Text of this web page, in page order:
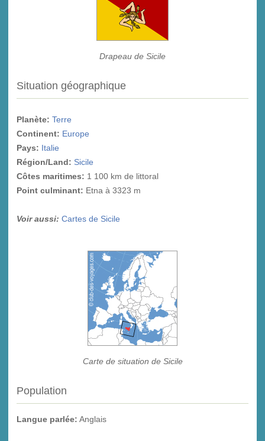
Drapeau de Sicile
Situation géographique
Planète: Terre
Continent: Europe
Pays: Italie
Région/Land: Sicile
Côtes maritimes: 1 100 km de littoral
Point culminant: Etna à 3323 m
Voir aussi: Cartes de Sicile
Carte de situation de Sicile
Population
Langue parlée: Anglais